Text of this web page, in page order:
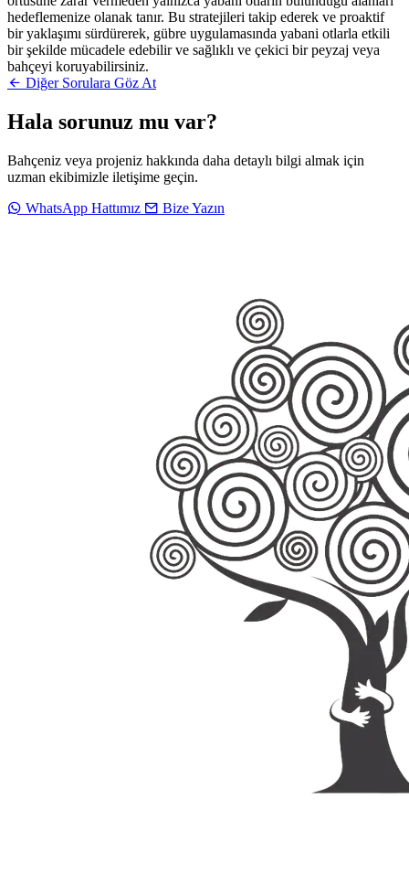
hedeflemenize olanak tanır. Bu stratejileri takip ederek ve proaktif
bir yaklaşımı sürdürerek, gübre uygulamasında yabani otlarla etkili
bir şekilde mücadele edebilir ve sağlıklı ve çekici bir peyzaj veya
bahçeyi koruyabilirsiniz.
Diğer Sorulara Göz At
Hala sorunuz mu var?
Bahçeniz veya projeniz hakkında daha detaylı bilgi almak için
uzman ekibimizle iletişime geçin.
WhatsApp Hattımız
Bize Yazın